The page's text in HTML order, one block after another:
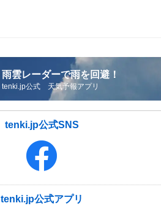
雨雲レーダーで雨を回避！
tenki.jp公式 天気予報アプリ
tenki.jp公式SNS
tenki.jp公式アプリ